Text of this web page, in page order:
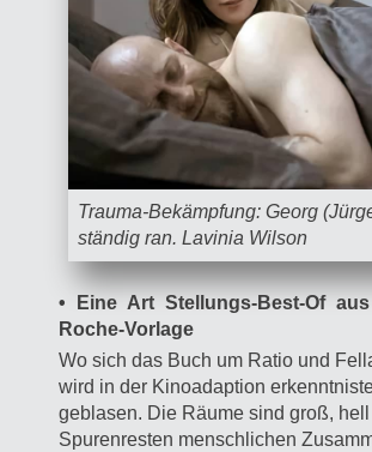
Trauma-Bekämpfung: Georg
ständig ran. Lavinia Wilson
• Eine Art Stellungs-Best-Of
Roche-Vorlage
Wo sich das Buch um Ratio und
wird in der Kinoadaption
geblasen. Die Räume sind groß,
Spurenresten menschlichen